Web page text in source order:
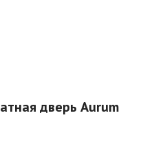
дверь Aurum